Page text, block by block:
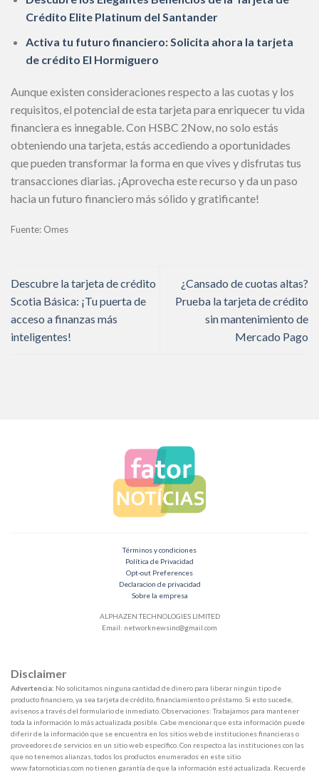
Crédito Elite Platinum del Santander
Activa tu futuro financiero: Solicita ahora la tarjeta
de crédito El Hormiguero
Aunque existen consideraciones respecto a las cuotas y los
requisitos, el potencial de esta tarjeta para enriquecer tu vida
financiera es innegable. Con HSBC 2Now, no solo estás
obteniendo una tarjeta, estás accediendo a oportunidades
que pueden transformar la forma en que vives y disfrutas tus
transacciones diarias. ¡Aprovecha este recurso y da un paso
hacia un futuro financiero más sólido y gratificante!
Fuente: Omes
Descubre la tarjeta de crédito
Scotia Básica: ¡Tu puerta de
acceso a finanzas más
inteligentes!
¿Cansado de cuotas altas?
Prueba la tarjeta de crédito
sin mantenimiento de
Mercado Pago
Términos y condiciones
Política de Privacidad
Opt-out Preferences
Declaracion de privacidad
Sobre la empresa
ALPHAZEN TECHNOLOGIES LIMITED
Email: networknewsinc@gmail.com
Disclaimer
Advertencia: No solicitamos ninguna cantidad de dinero para liberar ningún tipo de
producto financiero, ya sea tarjeta de crédito, financiamiento o préstamo. Si esto sucede,
avísenos a través del formulario de inmediato. Observaciones: Trabajamos para mantener
toda la información lo más actualizada posible. Cabe mencionar que esta información puede
diferir de la información que se encuentra en los sitios web de instituciones financieras o
proveedores de servicios en un sitio web específico. Con respecto a las instituciones con las
que no tenemos alianzas, todos los productos enumerados en este sitio
www.fatornoticias.com no tienen garantía de que la información esté actualizada. Recuerde